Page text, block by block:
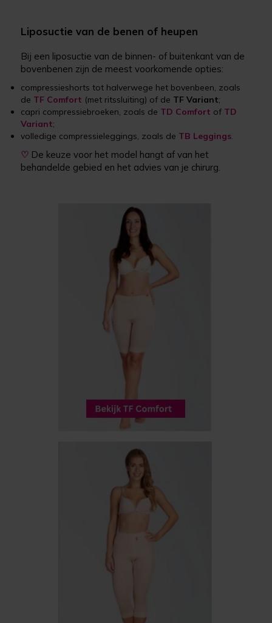
Liposuctie van de benen of heupen
Bij een liposuctie van de binnen- of buitenkant van de
bovenbenen zijn de meest voorkomende opties:
compressieshorts tot halverwege het bovenbeen, zoals
de TF Comfort (met ritssluiting) of de TF Variant;
capri compressiebroeken, zoals de TD Comfort of TD
Variant;
volledige compressieleggings, zoals de TB Leggings.
♡ De keuze voor het model hangt af van het
behandelde gebied en het advies van je chirurg.